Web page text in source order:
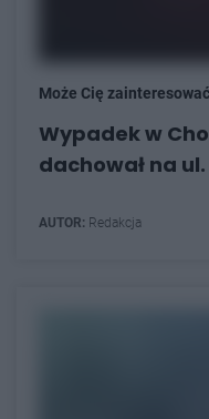
Może Cię
Wypadek w
dachował na
AUTOR: Redakcja